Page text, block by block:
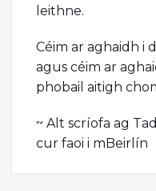
leithne.
Céim ar aghaidh i
agus céim ar
phobail aitigh
~ Alt scríofa ag
cur faoi i mBeirlín